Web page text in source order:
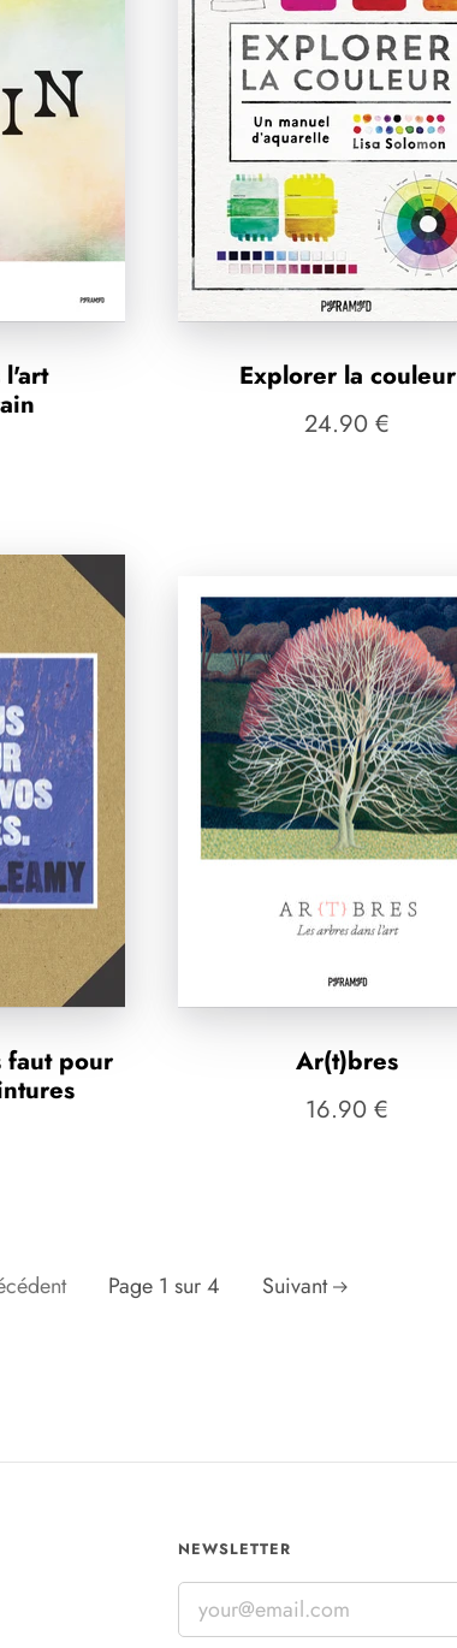
l'art
Explorer la couleur
24.90 €
faut pour
Ar(t)bres
16.90 €
Page 1 sur 4 Suivant
NEWSLETTER